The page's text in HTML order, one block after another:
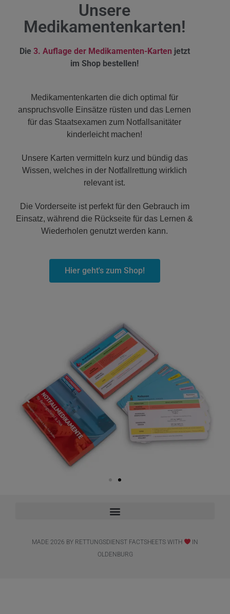
Unsere
Medikamentenkarten!
Die 3. Auflage der Medikamenten-Karten jetzt
im Shop bestellen!
Medikamentenkarten die dich optimal für
anspruchsvolle Einsätze rüsten und das Lernen
für das Staatsexamen zum Notfallsanitäter
kinderleicht machen!
Unsere Karten vermitteln kurz und bündig das
Wissen, welches in der Notfallrettung wirklich
relevant ist.
Die Vorderseite ist perfekt für den Gebrauch im
Einsatz, während die Rückseite für das Lernen &
Wiederholen genutzt werden kann.
Hier geht's zum Shop!
MADE 2026 BY RETTUNGSDIENST FACTSHEETS WITH
IN
OLDENBURG